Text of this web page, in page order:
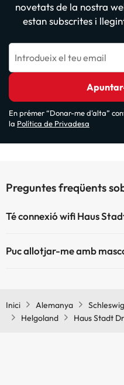
novetats de la nostra
estan subscrites i
Introdueix el teu email
En prémer “Donar-me d'alta”
la Política de Privadesa
Preguntes freqüents
Té connexió wifi Haus
Puc allotjar-me amb
Inici Alemanya
Helgoland
Haus Stadt